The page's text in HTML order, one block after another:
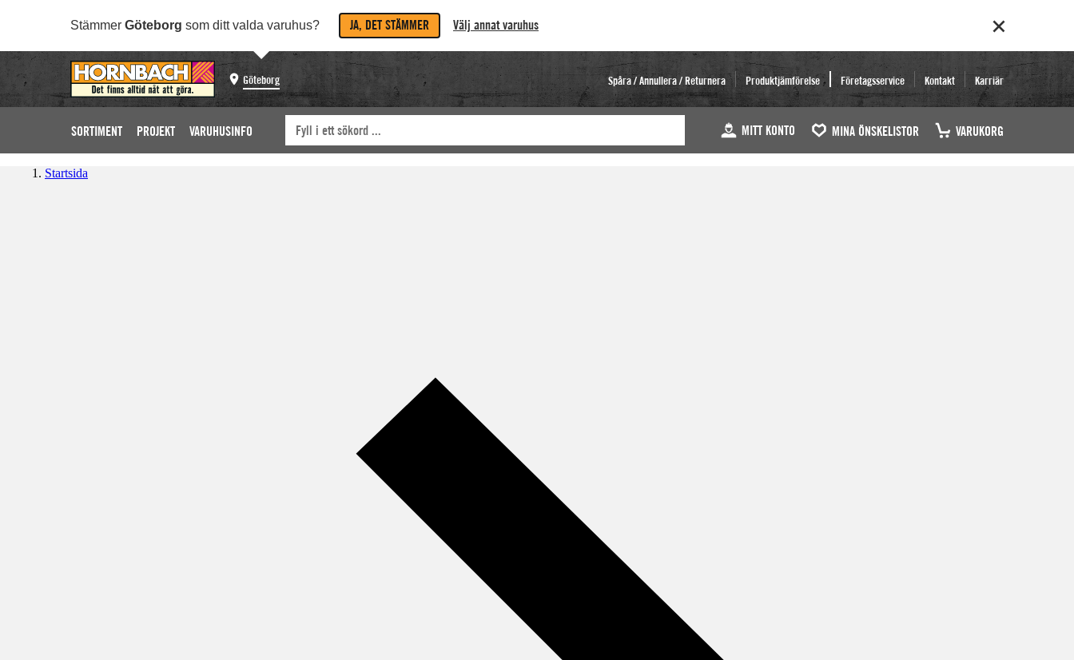
Stämmer Göteborg som ditt valda varuhus? JA, DET STÄMMER Välj annat varuhus
Göteborg Spåra / Annullera / Returnera Produktjämförelse Företagsservice Kontakt Karriär
SORTIMENT PROJEKT VARUHUSINFO MITT KONTO MINA ÖNSKELISTOR VARUKORG
Startsida